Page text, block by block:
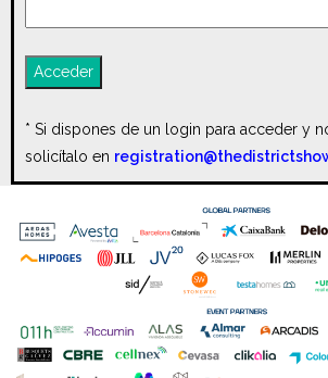
* Si dispones de un login para acceder y
solicítalo en